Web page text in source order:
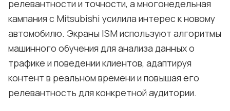
релевантности и точности, а многонедельная
кампания с Mitsubishi усилила интерес к новому
автомобилю. Экраны ISM используют алгоритмы
машинного обучения для анализа данных о
трафике и поведении клиентов, адаптируя
контент в реальном времени и повышая его
релевантность для конкретной аудитории.